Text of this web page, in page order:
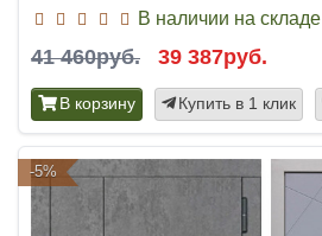
В наличии на складе
41 460руб. 39 387руб.
В корзину Купить в 1 клик
-5%